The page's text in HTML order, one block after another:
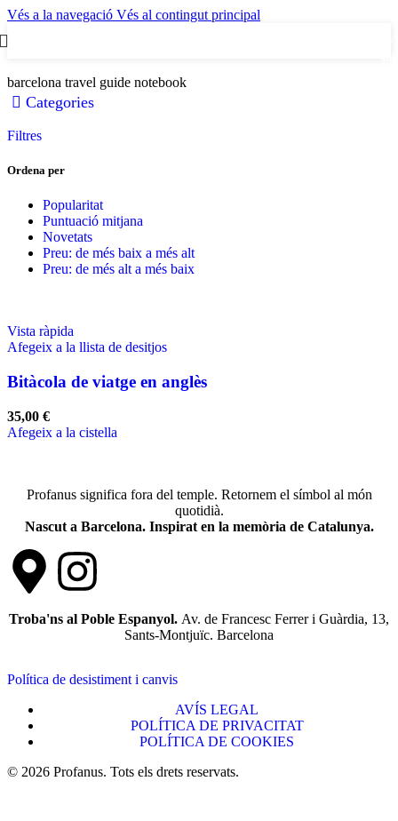
Vés a la navegació Vés al contingut principal
barcelona travel guide notebook
Categories
Filtres
Ordena per
Popularitat
Puntuació mitjana
Novetats
Preu: de més baix a més alt
Preu: de més alt a més baix
Vista ràpida
Afegeix a la llista de desitjos
Bitàcola de viatge en anglès
35,00 €
Afegeix a la cistella
Profanus significa fora del temple. Retornem el símbol al món
quotidià.
Nascut a Barcelona. Inspirat en la memòria de Catalunya.
Troba'ns al Poble Espanyol. Av. de Francesc Ferrer i Guàrdia, 13,
Sants-Montjuïc. Barcelona
Política de desistiment i canvis
AVÍS LEGAL
POLÍTICA DE PRIVACITAT
POLÍTICA DE COOKIES
© 2026 Profanus. Tots els drets reservats.